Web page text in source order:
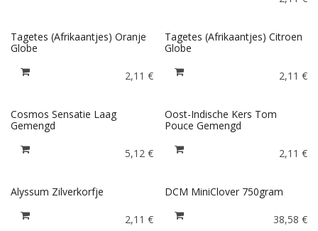
Tagetes (Afrikaantjes) Oranje
Globe
2,11 €
Tagetes (Afrikaantjes) Citroen
Globe
2,11 €
Cosmos Sensatie Laag
Gemengd
5,12€
Oost-Indische Kers Tom
Pouce Gemengd
2,11 €
Alyssum Zilverkorfje
2,11 €
DCM MiniClover 750gram
38,58 €